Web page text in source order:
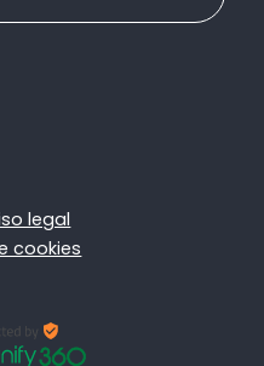
legal
cookies